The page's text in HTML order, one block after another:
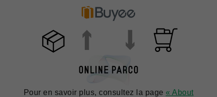
Pour en savoir plus, consultez la page « About